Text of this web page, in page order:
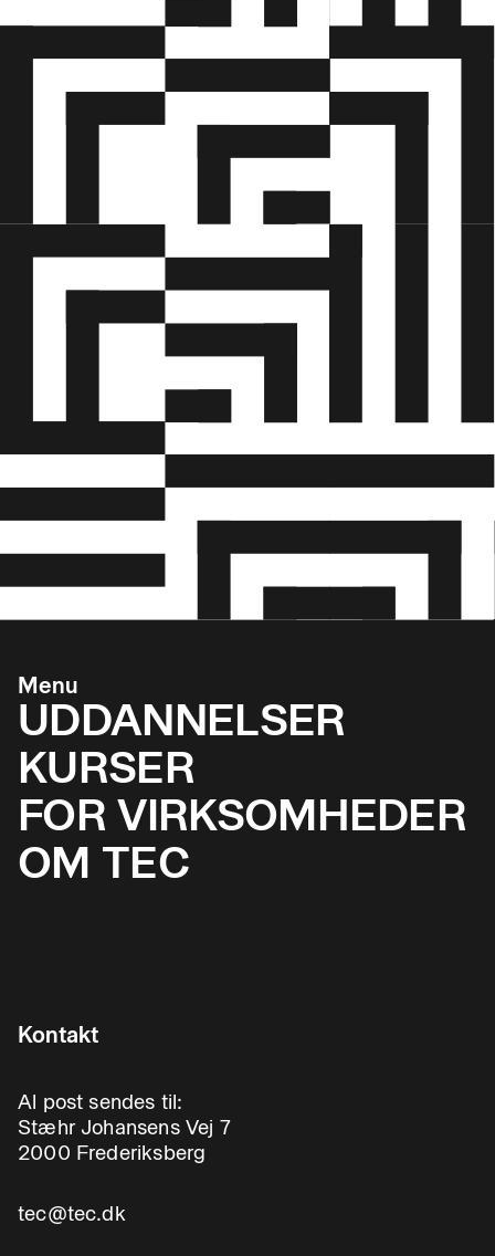
Menu
UDDANNELSER
KURSER
FOR VIRKSOMHEDER
OM TEC
Kontakt
Al post sendes til:
Stæhr Johansens Vej 7
2000 Frederiksberg
tec@tec.dk